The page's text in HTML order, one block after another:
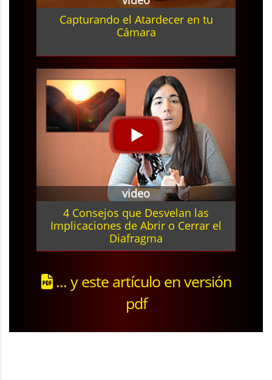
Capturando el Atardecer en tu
Cámara
video
4 Consejos que Desvelan las
Implicaciones de Abrir o Cerrar el
Diafragma
... y este artículo en versión
pdf